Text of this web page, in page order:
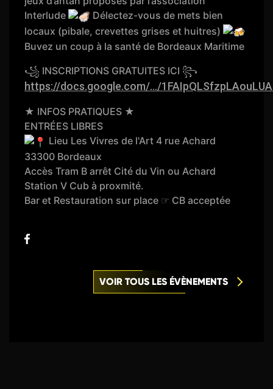
Interlude
Délectez-vous de mets bien
locaux (pibale, crevettes grises et huitres)
Buvez un coup à la santé de Bordeaux Maritime
꧁ INSCRIPTIONS GRATUITES ICI ꧂
https://docs.google.com/.../
★ INFOS PRATIQUES ★
ENTRÉES LIBRES
Lieu Les Vivres de l'Art 4 rue Achard
33300 Bordeaux
Accès Tram B arrêt Cité du Vin ou Achard
Station V Cub à proxmité.
Bar et Restauration sur place ☞ CB acceptée
VOIR TOUS LES ÉVÈNEMENTS